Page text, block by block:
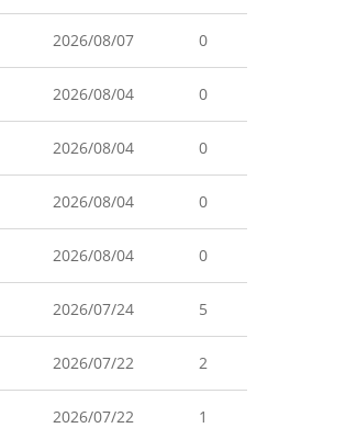
2026/08/07 0
2026/08/04 0
2026/08/04 0
2026/08/04 0
2026/08/04 0
2026/07/24 5
2026/07/22 2
2026/07/22 1